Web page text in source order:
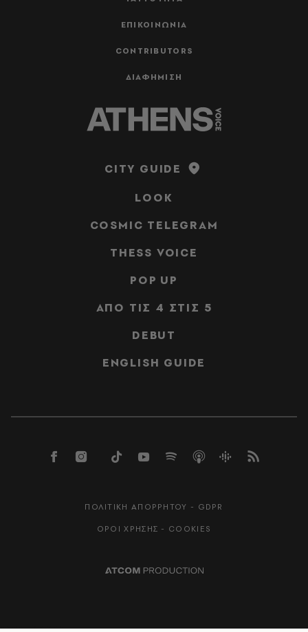
ΕΠΙΚΟΙΝΩΝΙΑ
CONTRIBUTORS
ΔΙΑΦΗΜΙΣΗ
CITY GUIDE
LOOK
COSMIC TELEGRAM
THESS VOICE
POP UP
ΑΠΟ ΤΙΣ 4 ΣΤΙΣ 5
DEBUT
ENGLISH GUIDE
ΠΟΛΙΤΙΚΗ ΑΠΟΡΡΗΤΟΥ - GDPR
ΟΡΟΙ ΧΡΗΣΗΣ - COOKIES